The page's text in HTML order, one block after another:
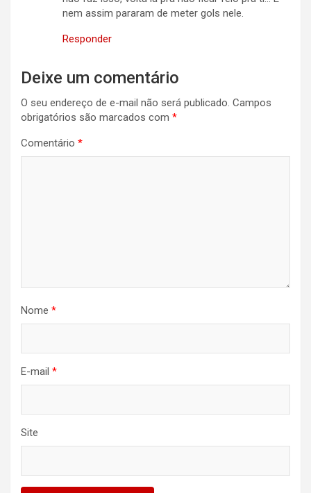
nem assim pararam de meter gols nele.
Responder
Deixe um comentário
O seu endereço de e-mail não será publicado. Campos
obrigatórios são marcados com *
Comentário *
Nome *
E-mail *
Site